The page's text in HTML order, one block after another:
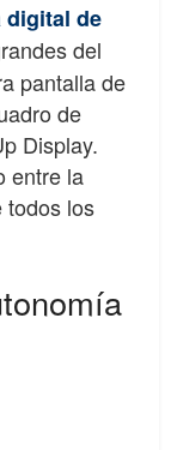
digital de
del
pantalla de
de
Display.
entre la
todos los